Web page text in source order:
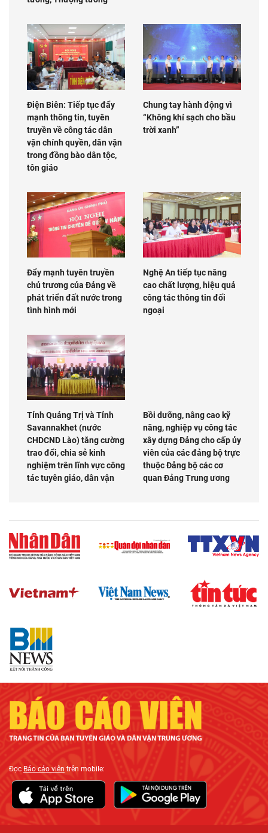
Điện Biên: Tiếp tục đẩy
mạnh thông tin, tuyên
truyền về công tác dân
vận chính quyền, dân vận
trong đồng bào dân tộc,
tôn giáo
Chung tay hành động vì
“Không khí sạch cho bầu
trời xanh”
Đẩy mạnh tuyên truyền
chủ trương của Đảng về
phát triển đất nước trong
tình hình mới
Nghệ An tiếp tục nâng
cao chất lượng, hiệu quả
công tác thông tin đối
ngoại
Tỉnh Quảng Trị và Tỉnh
Savannakhet (nước
CHDCND Lào) tăng cường
trao đổi, chia sẻ kinh
nghiệm trên lĩnh vực công
tác tuyên giáo, dân vận
Bồi dưỡng, nâng cao kỹ
năng, nghiệp vụ công tác
xây dựng Đảng cho cấp ủy
viên của các đảng bộ trực
thuộc Đảng bộ các cơ
quan Đảng Trung ương
ĐọcBáo cáo viên trên mobile: